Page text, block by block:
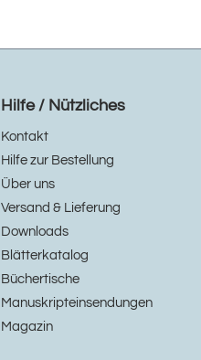
Hilfe / Nützliches
Kontakt
Hilfe zur Bestellung
Über uns
Versand & Lieferung
Downloads
Blätterkatalog
Büchertische
Manuskripteinsendungen
Magazin